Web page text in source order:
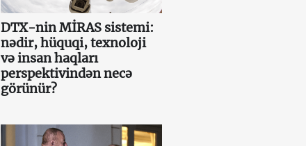
DTX-nin MİRAS sistemi:
nədir, hüquqi, texnoloji
və insan haqları
perspektivindən necə
görünür?